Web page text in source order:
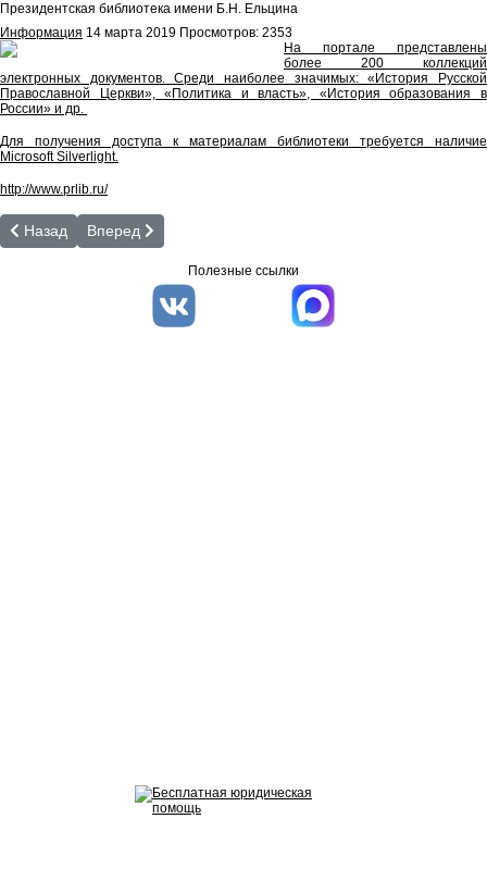
Президентская библиотека имени Б.Н. Ельцина
Информация 14 марта 2019 Просмотров: 2353
На портале представлены
более 200 коллекций
электронных документов. Среди наиболее значимых: «История Русской
Православной Церкви», «Политика и власть», «История образования в
России» и др.
Для получения доступа к материалам библиотеки требуется наличие
Microsoft Silverlight.
http://www.prlib.ru/
Предыдущий: Руниверс
Назад Следующий: Национальная электронная детская
Вперед
Полезные ссылки